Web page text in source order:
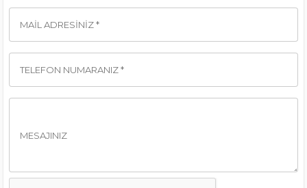
MAIL ADRESINIZ *
TELEFON NUMARANIZ *
MESAJINIZ